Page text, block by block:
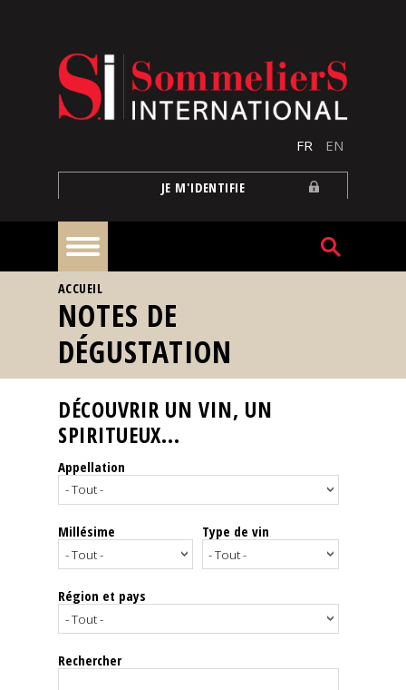
FR EN
JE M'IDENTIFIE
À
la
une
Reportages
Nos
Spiritueux
Notes
dégustation
VOUS ÊTES ICI
ACCUEIL
NOTES DE
DÉGUSTATION
DÉCOUVRIR UN VIN, UN
SPIRITUEUX...
Appellation
Millésime Type de vin
Région et pays
Rechercher